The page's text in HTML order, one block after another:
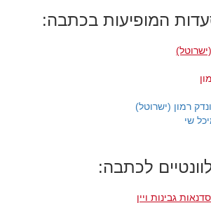
המופיעות בכתבה:
רמון (ישרוטל)
שי
לכתבה:
גבינות ויין